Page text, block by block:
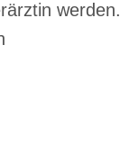
werden.